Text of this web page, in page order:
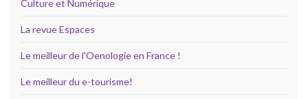
Culture et Numérique
La revue Espaces
Le meilleur de l'Oenologie en France !
Le meilleur du e-tourisme!